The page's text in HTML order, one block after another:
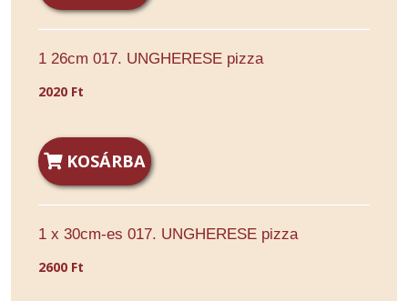
1 26cm 017. UNGHERESE pizza
2020 Ft
KOSÁRBA
1 x 30cm-es 017. UNGHERESE pizza
2600 Ft